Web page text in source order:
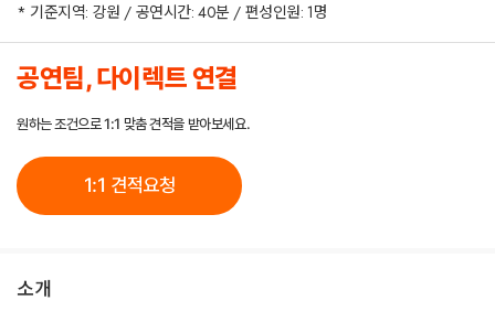
* 기준지역: 강원 / 공연시간: 40분 / 편성인원: 1명
공연팀, 다이렉트 연결
원하는 조건으로 1:1 맞춤 견적을 받아보세요.
1:1 견적요청
소개